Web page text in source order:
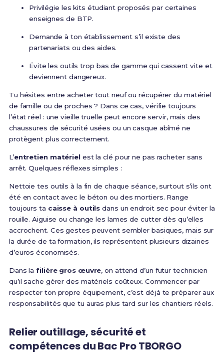
Privilégie les kits étudiant proposés par certaines
enseignes de BTP.
Demande à ton établissement s’il existe des
partenariats ou des aides.
Évite les outils trop bas de gamme qui cassent vite et
deviennent dangereux.
Tu hésites entre acheter tout neuf ou récupérer du matériel
de famille ou de proches ? Dans ce cas, vérifie toujours
l’état réel : une vieille truelle peut encore servir, mais des
chaussures de sécurité usées ou un casque abîmé ne
protègent plus correctement.
L’entretien matérielest la clé pour ne pas racheter sans
arrêt. Quelques réflexes simples :
Nettoie tes outils à la fin de chaque séance, surtout s’ils ont
été en contact avec le béton ou des mortiers. Range
toujours ta caisse à outils dans un endroit sec pour éviter la
rouille. Aiguise ou change les lames de cutter dès qu’elles
accrochent. Ces gestes peuvent sembler basiques, mais sur
la durée de ta formation, ils représentent plusieurs dizaines
d’euros économisés.
Dans lafilière gros œuvre, on attend d’un futur technicien
qu’il sache gérer des matériels coûteux. Commencer par
respecter ton propre équipement, c’est déjà te préparer aux
responsabilités que tu auras plus tard sur les chantiers réels.
Relier outillage, sécurité et
compétences du Bac Pro TBORGO